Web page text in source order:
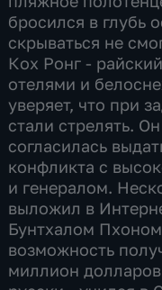
бросился в глубь
скрываться не
Кох Ронг -
отелями и
уверяет, что при
стали стрелять.
согласилась
конфликта с
и генералом.
выложил в
Бунтхалом
возможность
миллион